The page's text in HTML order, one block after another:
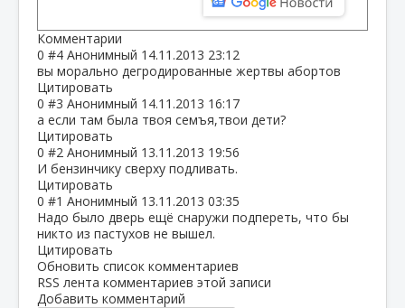
Комментарии
0 #4 Анонимный 14.11.2013 23:12
вы морально дегродированные жертвы абортов
Цитировать
0 #3 Анонимный 14.11.2013 16:17
а если там была твоя семъя,твои дети?
Цитировать
0 #2 Анонимный 13.11.2013 19:56
И бензинчику сверху подливать.
Цитировать
0 #1 Анонимный 13.11.2013 03:35
Надо было дверь ещё снаружи подпереть, что бы
никто из пастухов не вышел.
Цитировать
Обновить список комментариев
RSS лента комментариев этой записи
Добавить комментарий